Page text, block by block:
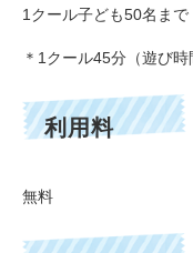
1クール子ども50名まで
＊1クール45分（遊び時
利用料
無料